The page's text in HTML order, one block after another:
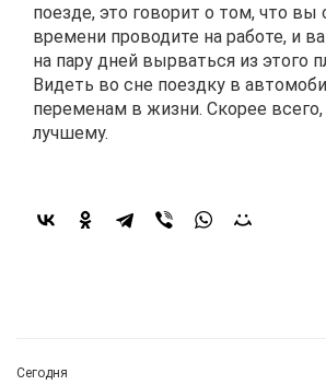
поезде, это говорит о том, что
времени проводите на работе, и
на пару дней вырваться из этого
Видеть во сне поездку в
переменам в жизни. Скорее всего,
лучшему.
Сегодня